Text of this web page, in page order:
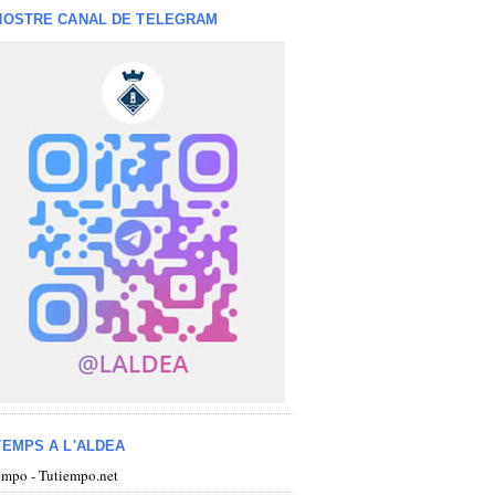
CANAL DE TELEGRAM
A L'ALDEA
- Tutiempo.net